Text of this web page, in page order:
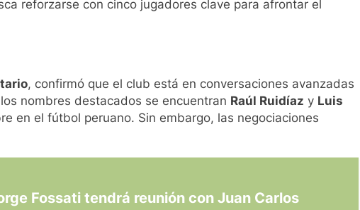
reforzarse con cinco jugadores clave para afrontar el
, confirmó que el club está en conversaciones avanzadas
nombres destacados se encuentran Raúl Ruidíaz y Luis
en el fútbol peruano. Sin embargo, las negociaciones
Fossati tendrá reunión con Juan Carlos